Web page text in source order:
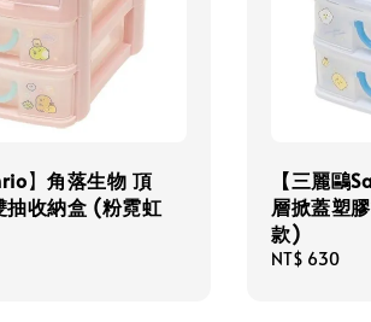
】角落生物 頂
抽收納盒 (粉霓虹
【三麗鷗
層掀蓋塑
款)
Regular
NT$ 630